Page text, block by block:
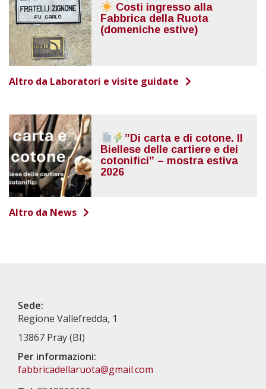
Costi ingresso alla
Fabbrica della Ruota
(domeniche estive)
Altro da Laboratori e visite guidate
”Di carta e di cotone. Il
Biellese delle cartiere e dei
cotonifici” – mostra estiva
2026
Altro da News
Sede:
Regione Vallefredda, 1
13867 Pray (BI)
Per informazioni:
fabbricadellaruota@gmail.com